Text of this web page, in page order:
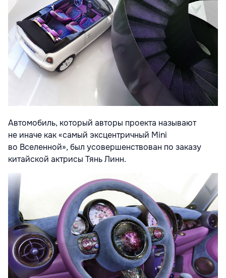
Автомобиль, который авторы проекта называют
не иначе как «самый эксцентричный Mini
во Вселенной», был усовершенствован по заказу
китайской актрисы Тянь Линн.